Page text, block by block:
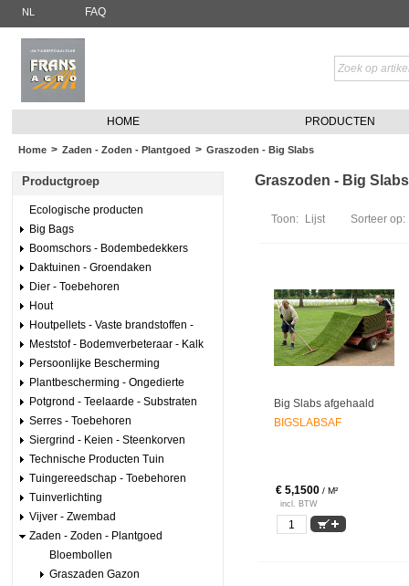
NL FAQ
HOME PRODUCTEN
Home > Zaden - Zoden - Plantgoed > Graszoden - Big Slabs
Productgroep
Ecologische producten
Big Bags
Boomschors - Bodembedekkers
Daktuinen - Groendaken
Dier - Toebehoren
Hout
Houtpellets - Vaste brandstoffen -
Meststof - Bodemverbeteraar - Kalk
Persoonlijke Bescherming
Plantbescherming - Ongedierte
Potgrond - Teelaarde - Substraten
Serres - Toebehoren
Siergrind - Keien - Steenkorven
Technische Producten Tuin
Tuingereedschap - Toebehoren
Tuinverlichting
Vijver - Zwembad
Zaden - Zoden - Plantgoed
Bloembollen
Graszaden Gazon
Graszoden - Big
Toon: Lijst Sorteer op:
Big Slabs afgehaald
BIGSLABSAF
€ 5,1500 / M²
incl. BTW